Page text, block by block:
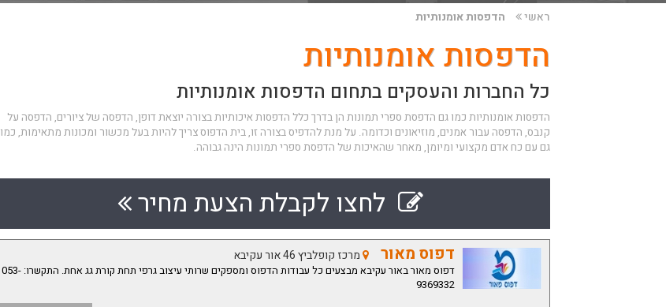
ראשי הדפסות אומנותיות
הדפסות אומנותיות
כל החברות והעסקים בתחום הדפסות אומנותיות
הדפסות אומנותיות כמו גם הדפסת ספרי תמונות הן בדרך כלל הדפסות איכותיות בצורה יוצאת דופן, הדפסה של ציורים, הדפסה על
קנבס, הדפסה עבור אמנים, מוזיאונים וכדומה. על מנת להדפיס בצורה זו, בית הדפוס צריך להיות בעל מכשור ומכונות מתאימות, כמו
גם עם כח אדם מקצועי ומיומן, מאחר שהאיכות של הדפסת ספרי תמונות הינה גבוהה.
לחצו לקבלת הצעת מחיר
דפוס מאור מרכז קופלביץ 46 אור עקיבא
דפוס מאור באור עקיבא מבצעים כל עבודות הדפוס ומספקים שרותי עיצוב גרפי תחת קורת גג אחת. התקשרו: 053-
9369332